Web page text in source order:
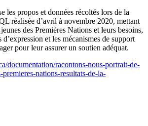
les propos et données récoltés lors de la
réalisée d’avril à novembre 2020, mettant
des Premières Nations et leurs besoins,
d’expression et les mécanismes de support
pour leur assurer un soutien adéquat.
documentation/racontons-nous-portrait-de-
nations-resultats-de-la-